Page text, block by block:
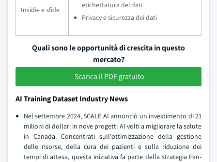
Insidie e sfide
etichettatura dei dati
Privacy e sicurezza dei dati
Quali sono le opportunità di crescita in questo
mercato?
Scarica il PDF gratuito
AI Training Dataset Industry News
Nel settembre 2024, SCALE AI annunciò un investimento di 21
milioni di dollari in nove progetti AI volti a migliorare la salute
in Canada. Concentrati sull'ottimizzazione della gestione
delle risorse, della cura dei pazienti e sulla riduzione dei
tempi di attesa, questa iniziativa fa parte della strategia Pan-